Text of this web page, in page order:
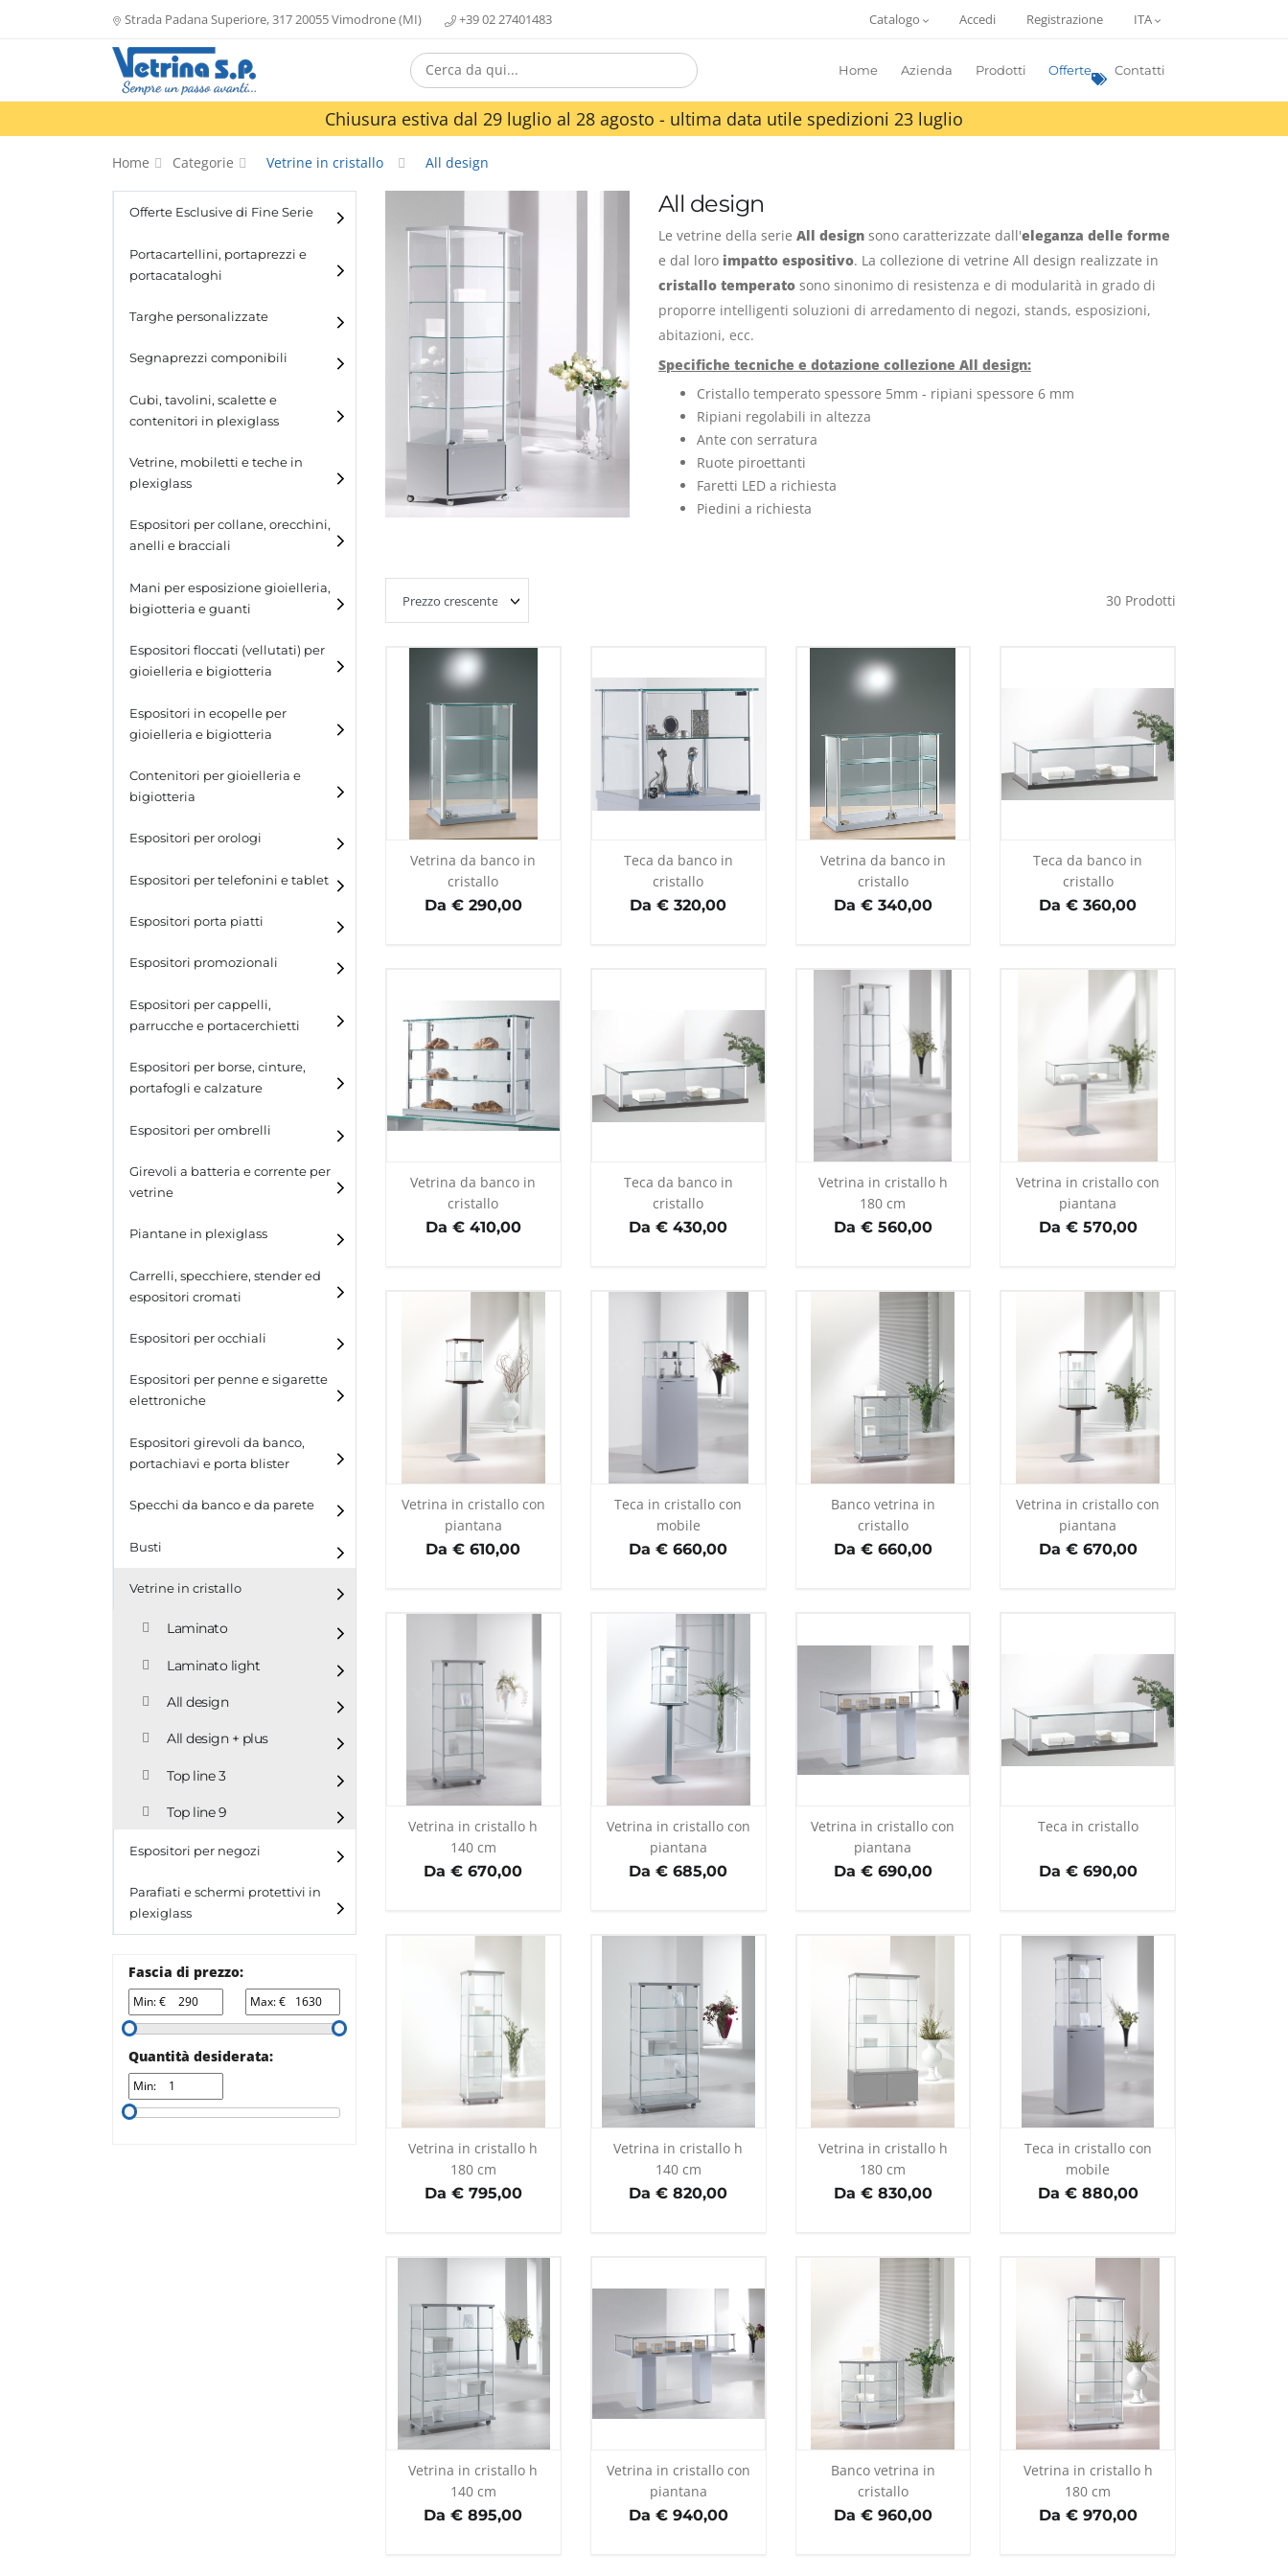
Strada Padana Superiore, 317 20055 Vimodrone (MI) +39 02 27401483 Catalogo Accedi Registrazione ITA
Home Azienda Prodotti Offerte Contatti
Chiusura estiva dal 29 luglio al 28 agosto - ultima data utile spedizioni 23 luglio
Home Categorie Vetrine in cristallo All design
Offerte Esclusive di Fine Serie
Portacartellini, portaprezzi e
portacataloghi
Portacartellini
Portacataloghi
Targhe personalizzate
Segnaprezzi componibili
Cubi, tavolini, scalette e
contenitori in plexiglass
Cubi
Scalette
Vetrine, mobiletti e teche in
plexiglass
Espositori per collane, orecchini,
anelli e bracciali
Espositori per collane
Espositori per anelli
Mani per esposizione gioielleria,
bigiotteria e guanti
Espositori floccati (vellutati) per
gioielleria e bigiotteria
Espositori in ecopelle per
gioielleria e bigiotteria
Contenitori per gioielleria e
bigiotteria
Espositori per orologi
Espositori per telefonini e tablet
Espositori porta piatti
Espositori promozionali
Espositori per cappelli,
parrucche e portacerchietti
Espositori per cappelli e
parrucche
Espositori per borse, cinture,
portafogli e calzature
Espositori per borse
Espositori per cinture
Espositori per portafogli
Espositori per calzature
Espositori per ombrelli
Girevoli a batteria e corrente per
vetrine
Piantane in plexiglass
Carrelli, specchiere, stender ed
espositori cromati
Espositori per occhiali
Espositori per penne e sigarette
elettroniche
Espositori girevoli da banco,
portachiavi e porta blister
Espositori girevoli da
ganci
Specchi da banco e da parete
Busti
Vetrine in cristallo
Laminato
Laminato light
All design
All design + plus
Top line 3
Top line 9
Espositori per negozi
Parafiati e schermi protettivi in
plexiglass
Fascia di prezzo:
Min: € Max: €
Quantità desiderata:
Min:
All design
Le vetrine della serie All designsono caratterizzate dall'eleganza delle forme
e dal loroimpatto espositivo. La collezione di vetrine All design realizzate in
cristallo temperatosono sinonimo di resistenza e di modularità in grado di
proporre intelligenti soluzioni di arredamento di negozi, stands, esposizioni,
abitazioni, ecc.
Specifiche tecniche e dotazione collezione All design:
Cristallo temperato spessore 5mm - ripiani spessore 6 mm
Ripiani regolabili in altezza
Ante con serratura
Ruote piroettanti
Faretti LED a richiesta
Piedini a richiesta
30 Prodotti
Vetrina da banco in
cristallo
Da € 290,00
Teca da banco in
cristallo
Da € 320,00
Vetrina da banco in
cristallo
Da € 340,00
Teca da banco in
cristallo
Da € 360,00
Vetrina da banco in
cristallo
Da € 410,00
Teca da banco in
cristallo
Da € 430,00
Vetrina in cristallo h
180 cm
Da € 560,00
Vetrina in cristallo con
piantana
Da € 570,00
Vetrina in cristallo con
piantana
Da € 610,00
Teca in cristallo con
mobile
Da € 660,00
Banco vetrina in
cristallo
Da € 660,00
Vetrina in cristallo con
piantana
Da € 670,00
Vetrina in cristallo h
140 cm
Da € 670,00
Vetrina in cristallo con
piantana
Da € 685,00
Vetrina in cristallo con
piantana
Da € 690,00
Teca in cristallo
Da € 690,00
Vetrina in cristallo h
180 cm
Da € 795,00
Vetrina in cristallo h
140 cm
Da € 820,00
Vetrina in cristallo h
180 cm
Da € 830,00
Teca in cristallo con
mobile
Da € 880,00
Vetrina in cristallo h
140 cm
Da € 895,00
Vetrina in cristallo con
piantana
Da € 940,00
Banco vetrina in
cristallo
Da € 960,00
Vetrina in cristallo h
180 cm
Da € 970,00